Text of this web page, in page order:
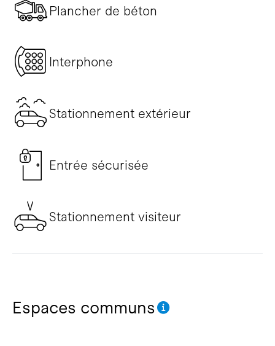
Plancher de béton
Interphone
Stationnement extérieur
Entrée sécurisée
Stationnement visiteur
Espaces communs